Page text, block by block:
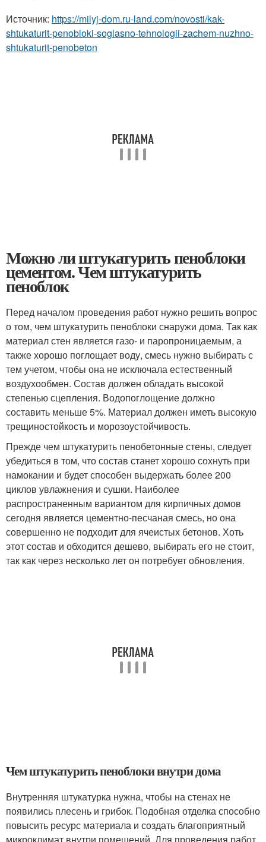
Источник: https://milyj-dom.ru-land.com/novosti/kak-
shtukaturit-penobloki-soglasno-tehnologii-zachem-nuzhno-
shtukaturit-penobeton
Можно ли штукатурить пеноблоки
цементом. Чем штукатурить
пеноблок
Перед началом проведения работ нужно решить вопрос
о том, чем штукатурить пеноблоки снаружи дома. Так как
материал стен является газо- и паропроницаемым, а
также хорошо поглощает воду, смесь нужно выбирать с
тем учетом, чтобы она не исключала естественный
воздухообмен. Состав должен обладать высокой
степенью сцепления. Водопоглощение должно
составить меньше 5%. Материал должен иметь высокую
трещиностойкость и морозоустойчивость.
Прежде чем штукатурить пенобетонные стены, следует
убедиться в том, что состав станет хорошо сохнуть при
намокании и будет способен выдержать более 200
циклов увлажнения и сушки. Наиболее
распространенным вариантом для кирпичных домов
сегодня является цементно-песчаная смесь, но она
совершенно не подходит для ячеистых бетонов. Хоть
этот состав и обходится дешево, выбирать его не стоит,
так как через несколько лет он потребует обновления.
Чем штукатурить пеноблоки внутри дома
Внутренняя штукатурка нужна, чтобы на стенах не
появились плесень и грибок. Подобная отделка способно
повысить ресурс материала и создать благоприятный
микроклимат внутри помещений. Для проведения работ